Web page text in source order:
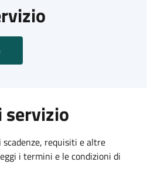
servizio
requisiti e altre
i termini e le condizioni di